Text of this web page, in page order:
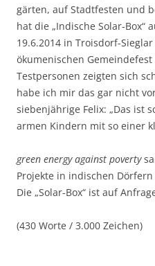
gärten, auf Stadtfesten und
hat die „Indische Solar-Box“
19.6.2014 in Troisdorf-
ökumenischen
Testpersonen zeigten sich
habe ich mir das gar nicht
siebenjährige Felix: „Das ist
armen Kindern mit so einer
green energy against poverty
Projekte in indischen
Die „Solar-Box“ ist auf
(430 Worte / 3.000 Zeichen)